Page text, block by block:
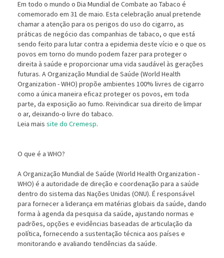
Em todo o mundo o Dia Mundial de Combate ao Tabaco é
comemorado em 31 de maio. Esta celebração anual pretende
chamar a atenção para os perigos do uso do cigarro, as
práticas de negócio das companhias de tabaco, o que est
sendo feito para lutar contra a epidemia deste vício e o que os
povos em torno do mundo podem fazer para proteger o
direita à saúde e proporcionar uma vida saudável às gerações
futuras. A Organização Mundial de Saúde (World Health
Organization - WHO) propõe ambientes 100% livres de cigarro
como a única maneira eficaz proteger os povos, em toda
parte, da exposição ao fumo. Reivindicar sua direito de limpar
o ar, deixando-o livre do tabaco.
Leia mais site do Cremesp.
O que é a WHO?
A Organização Mundial de Saúde (World Health Organization -
WHO) é a autoridade de direção e coordenação para a saúde
dentro do sistema das Nações Unidas (ONU). É responsável
para fornecer a liderança em matérias globais da saúde, dando
forma à agenda da pesquisa da saúde, ajustando normas e
padrões, opções e evidências baseadas de articulação da
política, fornecendo a sustentação técnica aos países e
monitorando e avaliando tendências da saúde.